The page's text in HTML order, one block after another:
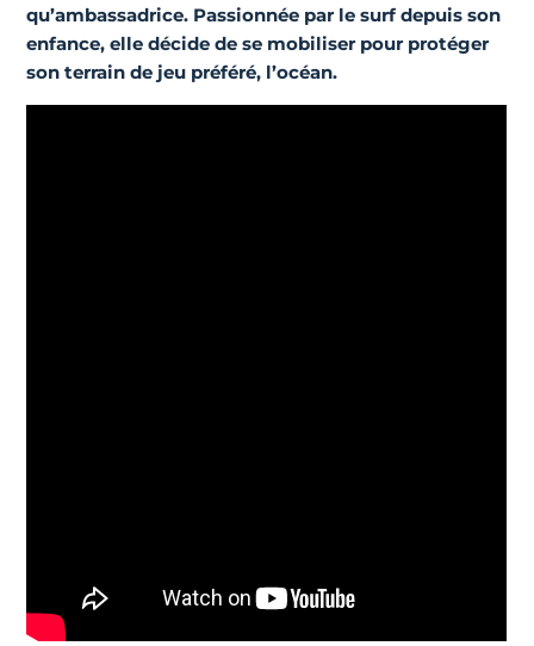
qu’ambassadrice. Passionnée par le surf depuis son
enfance, elle décide de se mobiliser pour protéger
son terrain de jeu préféré, l’océan.